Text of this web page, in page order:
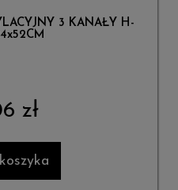
3 KANAŁY H-
zł